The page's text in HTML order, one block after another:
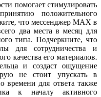
помогает стимулировать
положительного
что мессенджер MAX в
два места в месяц для
типа. Подчеркните, что
для сотрудничества и
качества его материалов.
и создаст ощущение
не стоит упускать в
времени для ответа также
к началу активного